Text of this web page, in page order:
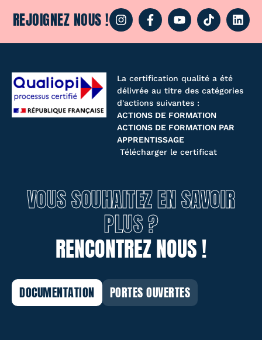
REJOIGNEZ NOUS !
La certification qualité a été
délivrée au titre des catégories
d'actions suivantes :
ACTIONS DE FORMATION
ACTIONS DE FORMATION PAR
APPRENTISSAGE
Télécharger le certificat
VOUS SOUHAITEZ EN SAVOIR
PLUS ?
RENCONTREZ NOUS !
DOCUMENTATION PORTES OUVERTES